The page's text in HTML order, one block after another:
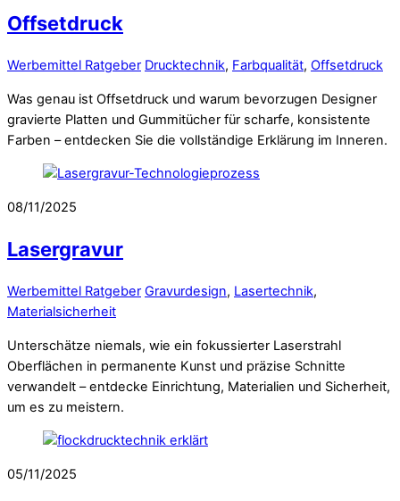
Offsetdruck
Werbemittel Ratgeber Drucktechnik, Farbqualität, Offsetdruck
Was genau ist Offsetdruck und warum bevorzugen Designer
gravierte Platten und Gummitücher für scharfe, konsistente
Farben – entdecken Sie die vollständige Erklärung im Inneren.
08/11/2025
Lasergravur
Werbemittel Ratgeber Gravurdesign, Lasertechnik,
Materialsicherheit
Unterschätze niemals, wie ein fokussierter Laserstrahl
Oberflächen in permanente Kunst und präzise Schnitte
verwandelt – entdecke Einrichtung, Materialien und Sicherheit,
um es zu meistern.
05/11/2025